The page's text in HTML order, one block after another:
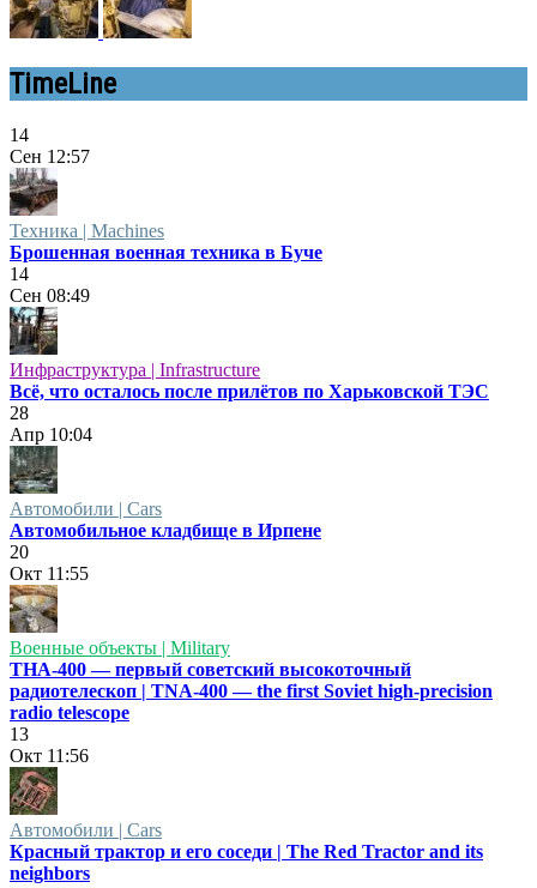
TimeLine
14
Сен 12:57
Техника | Machines
Брошенная военная техника в Буче
14
Сен 08:49
Инфраструктура | Infrastructure
Всё, что осталось после прилётов по Харьковской ТЭС
28
Апр 10:04
Автомобили | Cars
Автомобильное кладбище в Ирпене
20
Окт 11:55
Военные объекты | Military
ТНА-400 — первый советский высокоточный
радиотелескоп | TNA-400 — the first Soviet high-precision
radio telescope
13
Окт 11:56
Автомобили | Cars
Красный трактор и его соседи | The Red Tractor and its
neighbors